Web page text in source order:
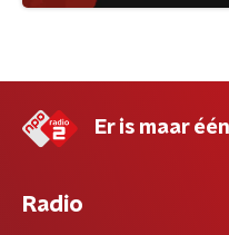
Er is maar
Radio